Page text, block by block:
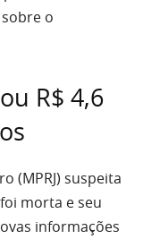
o
R$ 4,6
(MPRJ) suspeita
morta e seu
informações